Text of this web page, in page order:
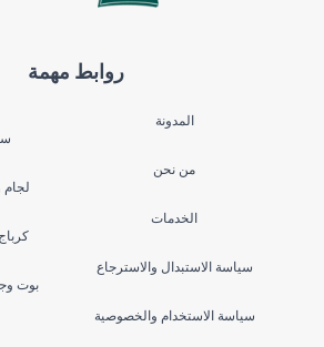
روابط مهمة
المدونة
من نحن
الخدمات
سياسة الاستبدال والاسترجاع
سياسة الاستخدام والخصوصية
بوت